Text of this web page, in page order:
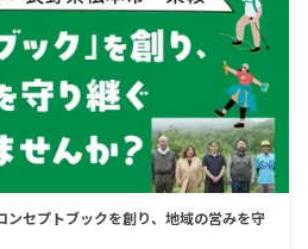
ンセプトブックを創り、地域の営みを守